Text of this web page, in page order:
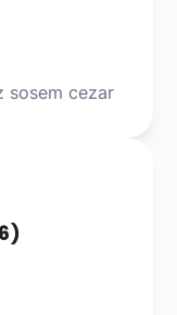
sosem cezar